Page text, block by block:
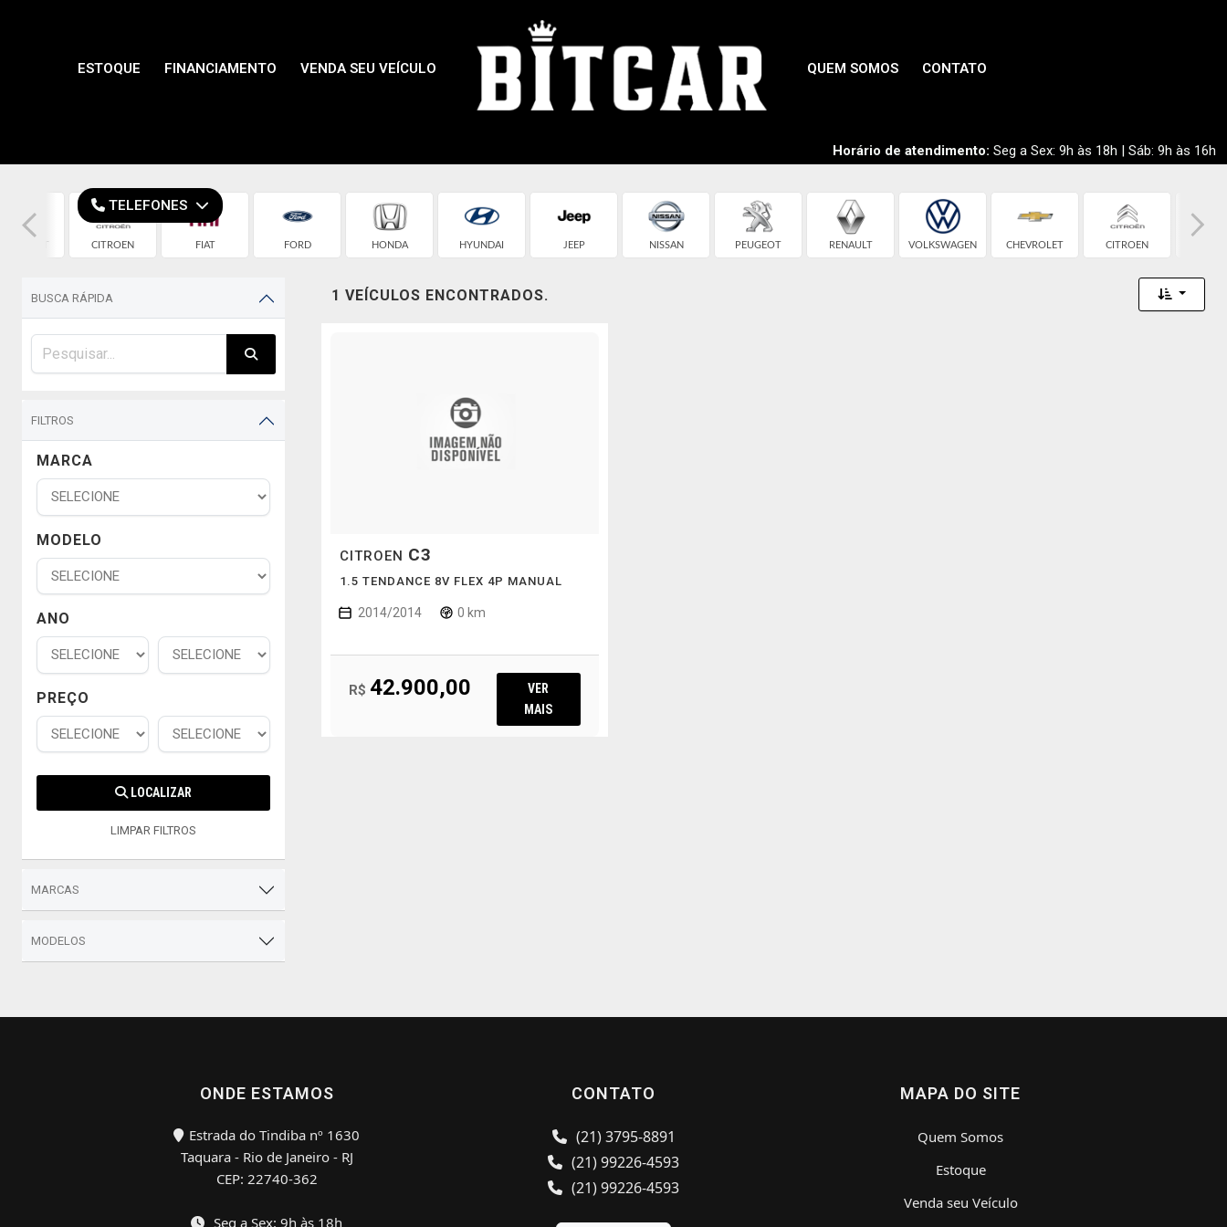
ESTOQUE FINANCIAMENTO VENDA SEU VEÍCULO QUEM SOMOS CONTATO
TELEFONES
Horário de atendimento: Seg a Sex: 9h às 18h | Sáb: 9h às 16h
CITROEN FIAT FORD HONDA HYUNDAI JEEP NISSAN PEUGEOT RENAULT VOLKSWAGEN CHEVROLET CITROEN
BUSCA RÁPIDA
FILTROS
MARCA
MODELO
ANO
PREÇO
LOCALIZAR
LIMPAR FILTROS
MARCAS
MODELOS
1 VEÍCULOS ENCONTRADOS. Toggle
CITROEN C3
1.5 TENDANCE 8V FLEX 4P MANUAL
2014/2014 0 km
R$ 42.900,00
VER
MAIS
ONDE ESTAMOS
Estrada do Tindiba nº 1630
Taquara - Rio de Janeiro - RJ
CEP: 22740-362
Seg a Sex: 9h às 18h
CONTATO
(21) 3795-8891
(21) 99226-4593
(21) 99226-4593
MAPA DO SITE
Quem Somos
Estoque
Venda seu Veículo